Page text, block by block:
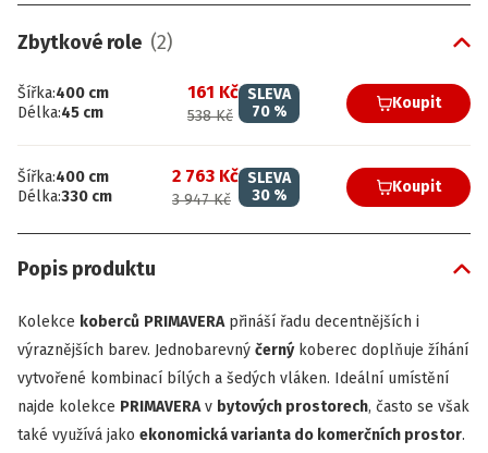
Zbytkové role (2)
Šířka:400 cm
Délka:45 cm
161 Kč
538 Kč
SLEVA
70% Koupit
Šířka:400 cm
Délka:330 cm
2 763 Kč
3 947 Kč
SLEVA
30% Koupit
Popis produktu
Kolekce koberců PRIMAVERApřináší řadu decentnějších i
výraznějších barev. Jednobarevný černýkoberec doplňuje žíhání
vytvořené kombinací bílých a šedých vláken. Ideální umístění
najde kolekce PRIMAVERAv bytových prostorech, často se však
také využívá jako ekonomická varianta do komerčních prostor.